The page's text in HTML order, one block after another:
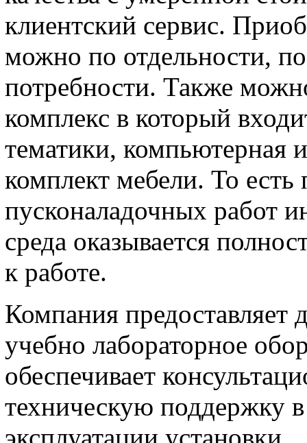
клиентский сервис.
можно по отдельности,
потребности. Также
комплекс в который
тематики, компьютерная
комплект мебели. То
пусконаладочных работ
среда оказывается
к работе.
Компания предоставляет
учебно лабораторное
обеспечивает
техническую поддержку в
эксплуатации установки.